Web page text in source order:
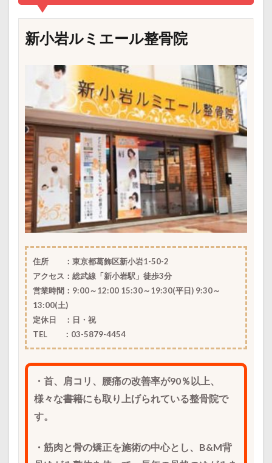
新小岩ルミエール整骨院
住所 ：東京都葛飾区新小岩1-50-2
アクセス：総武線「新小岩駅」徒歩3分
営業時間： 9:00～12:00 15:30～19:30(平日) 9:30～
13:00(土)
定休日 ： 日・祝
TEL ：03-5879-4454
・首、肩コリ、腰痛の改善率が90％以上、
様々な書籍にも取り上げられている整骨院で
す。
・筋肉と骨の矯正を施術の中心とし、B&M背